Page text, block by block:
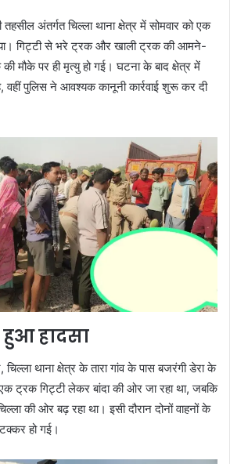
अंतर्गत चिल्ला थाना क्षेत्र में सोमवार को एक
गिट्टी से भरे ट्रक और खाली ट्रक की आमने-
मौके पर ही मृत्यु हो गई। घटना के बाद क्षेत्र में
वहीं पुलिस ने आवश्यक कानूनी कार्रवाई शुरू कर दी
हादसा
थाना क्षेत्र के तारा गांव के पास बजरंगी डेरा के
ट्रक गिट्टी लेकर बांदा की ओर जा रहा था, जबकि
की ओर बढ़ रहा था। इसी दौरान दोनों वाहनों के
हो गई।